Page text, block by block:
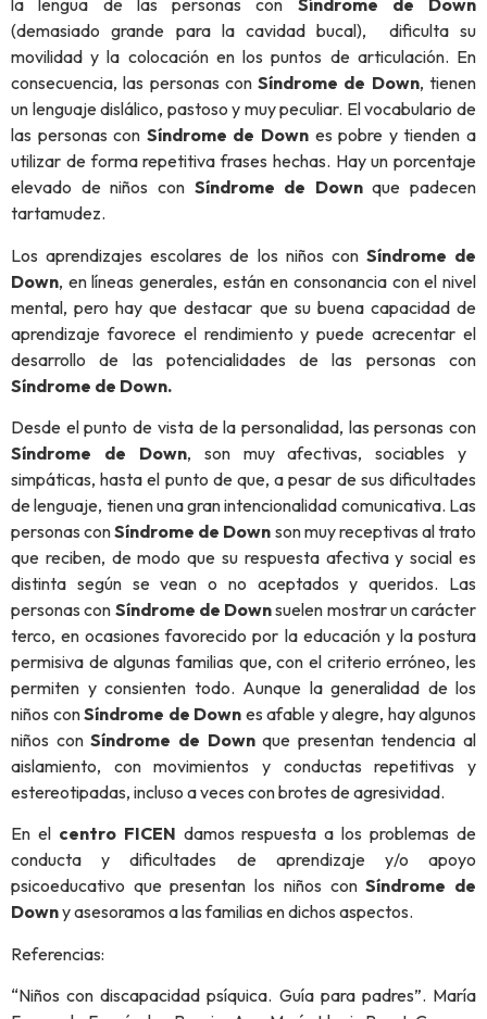
la lengua de las personas con Síndrome de Down
(demasiado grande para la cavidad bucal), dificulta su
movilidad y la colocación en los puntos de articulación. En
consecuencia, las personas conSíndrome de Down, tienen
un lenguaje dislálico, pastoso y muy peculiar. El vocabulario de
las personas con Síndrome de Down es pobre y tienden a
utilizar de forma repetitiva frases hechas. Hay un porcentaje
elevado de niños con Síndrome de Downque padecen
tartamudez.
Los aprendizajes escolares de los niños con Síndrome de
Down, en líneas generales, están en consonancia con el nivel
mental, pero hay que destacar que su buena capacidad de
aprendizaje favorece el rendimiento y puede acrecentar el
desarrollo de las potencialidades de las personas con
Síndrome de Down.
Desde el punto de vista de la personalidad, las personas con
Síndrome de Down, son muy afectivas, sociables y
simpáticas, hasta el punto de que, a pesar de sus dificultades
de lenguaje, tienen una gran intencionalidad comunicativa. Las
personas conSíndrome de Down son muy receptivas al trato
que reciben, de modo que su respuesta afectiva y social es
distinta según se vean o no aceptados y queridos. Las
personas con Síndrome de Downsuelen mostrar un carácter
terco, en ocasiones favorecido por la educación y la postura
permisiva de algunas familias que, con el criterio erróneo, les
permiten y consienten todo. Aunque la generalidad de los
niños conSíndrome de Down es afable y alegre, hay algunos
niños conSíndrome de Downque presentan tendencia al
aislamiento, con movimientos y conductas repetitivas y
estereotipadas, incluso a veces con brotes de agresividad.
En el centro FICEN damos respuesta a los problemas de
conducta y dificultades de aprendizaje y/o apoyo
psicoeducativo que presentan los niños conSíndrome de
Downy asesoramos a las familias en dichos aspectos.
Referencias:
“Niños con discapacidad psíquica. Guía para padres”. María